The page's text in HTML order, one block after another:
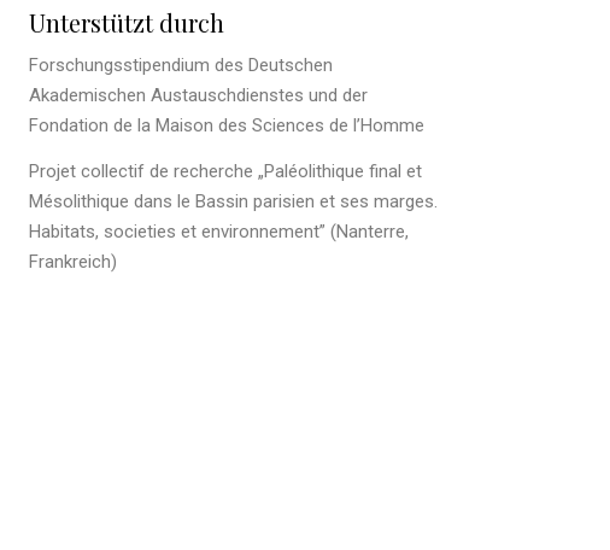
Unterstützt durch
Forschungsstipendium des Deutschen
Akademischen Austauschdienstes und der
Fondation de la Maison des Sciences de l’Homme
Projet collectif de recherche „Paléolithique final et
Mésolithique dans le Bassin parisien et ses marges.
Habitats, societies et environnement” (Nanterre,
Frankreich)